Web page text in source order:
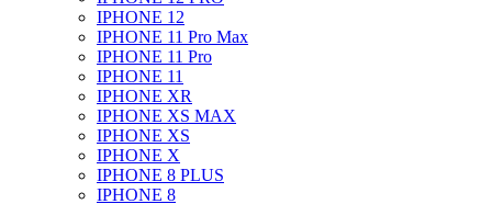
IPHONE 12
IPHONE 11 Pro Max
IPHONE 11 Pro
IPHONE 11
IPHONE XR
IPHONE XS MAX
IPHONE XS
IPHONE X
IPHONE 8 PLUS
IPHONE 8